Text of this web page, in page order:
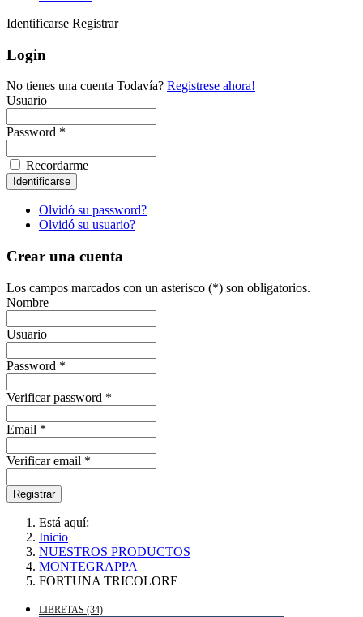
Identificarse Registrar
Login
No tienes una cuenta Todavía? Registrese ahora!
Usuario
Password *
Recordarme
Olvidó su password?
Olvidó su usuario?
Crear una cuenta
Los campos marcados con un asterisco (*) son obligatorios.
Nombre
Usuario
Password *
Verificar password *
Email *
Verificar email *
Registrar
Está aquí:
Inicio
NUESTROS PRODUCTOS
MONTEGRAPPA
FORTUNA TRICOLORE
LIBRETAS (34)